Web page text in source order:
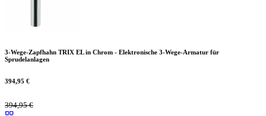
3-Wege-Zapfhahn TRIX EL in Chrom - Elektronische 3-Wege-Armatur für
Sprudelanlagen
394,95 €
394,95€